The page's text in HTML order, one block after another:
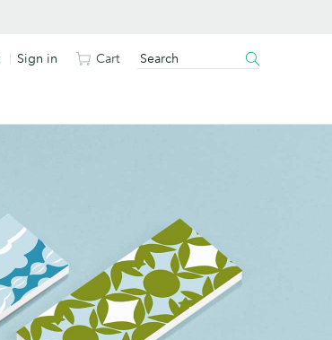
Sign in Cart